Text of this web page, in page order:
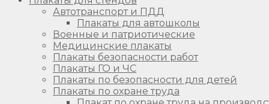
Автотранспорт и ПДД
Плакаты для автошколы
Военные и патриотические
Медицинские плакаты
Плакаты безопасности работ
Плакаты ГО и ЧС
Плакаты по безопасности для детей
Плакаты по охране труда